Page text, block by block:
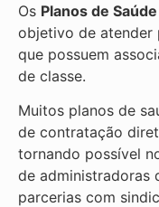
Os Planos de
objetivo de atender
que possuem
de classe.
Muitos planos de
de contratação
tornando possível
de administradoras
parcerias com